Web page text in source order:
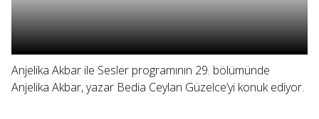
Anjelika Akbar ile Sesler programının 29. bölümünde
Anjelika Akbar, yazar Bedia Ceylan Güzelce’yi konuk ediyor.